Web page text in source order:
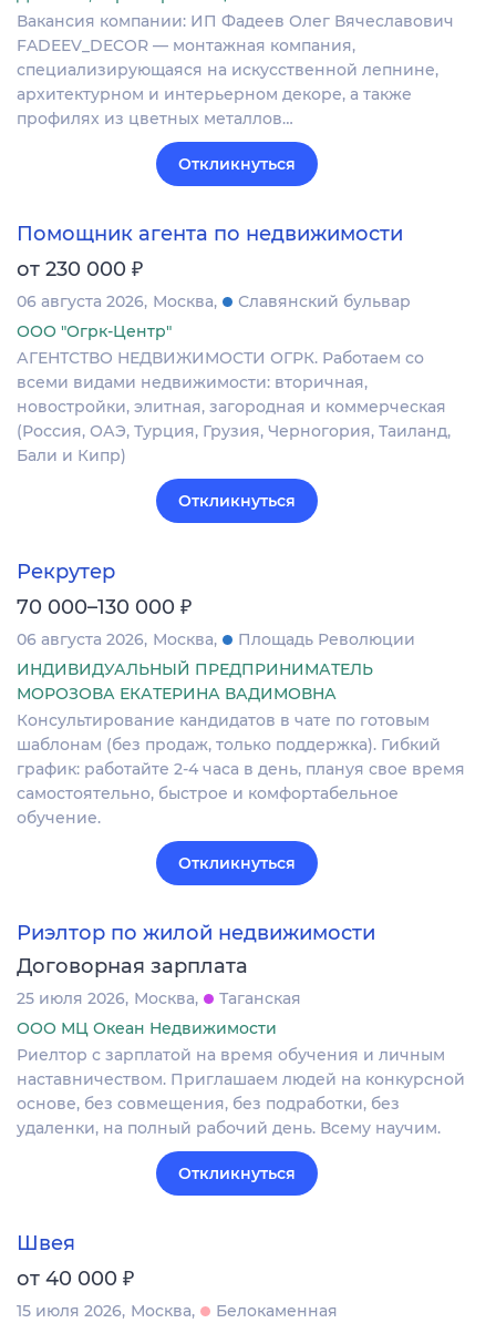
Вакансия компании: ИП Фадеев Олег Вячеславович
FADEEV_DECOR — монтажная компания,
специализирующаяся на искусственной лепнине,
архитектурном и интерьерном декоре, а также
профилях из цветных металлов…
Откликнуться
Помощник агента по недвижимости
от 230 000 ₽
06 августа 2026 Москва
Славянский бульвар
ООО "Огрк-Центр"
АГЕНТСТВО НЕДВИЖИМОСТИ ОГРК. Работаем со
всеми видами недвижимости: вторичная,
новостройки, элитная, загородная и коммерческая
(Россия, ОАЭ, Турция, Грузия, Черногория, Таиланд,
Бали и Кипр)
Откликнуться
Рекрутер
70 000–130 000 ₽
06 августа 2026 Москва
Площадь Революции
ИНДИВИДУАЛЬНЫЙ ПРЕДПРИНИМАТЕЛЬ
МОРОЗОВА ЕКАТЕРИНА ВАДИМОВНА
Консультирование кандидатов в чате по готовым
шаблонам (без продаж, только поддержка). Гибкий
график: работайте 2-4 часа в день, плануя свое время
самостоятельно, быстрое и комфортабельное
обучение.
Откликнуться
Риэлтор по жилой недвижимости
Договорная зарплата
25 июля 2026 Москва
Таганская
ООО МЦ Океан Недвижимости
Риелтор с зарплатой на время обучения и личным
наставничеством. Приглашаем людей на конкурсной
основе, без совмещения, без подработки, без
удаленки, на полный рабочий день. Всему научим.
Откликнуться
Швея
от 40 000 ₽
15 июля 2026 Москва
Белокаменная